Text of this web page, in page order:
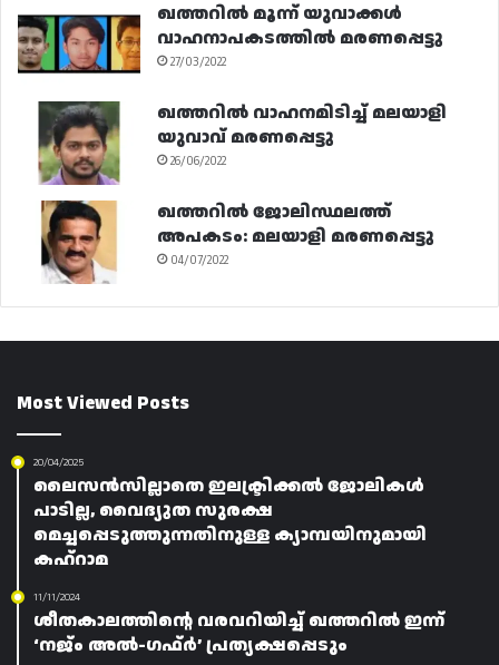
ഖത്തറിൽ മൂന്ന് യുവാക്കൾ
വാഹനാപകടത്തിൽ മരണപ്പെട്ടു
27/03/2022
ഖത്തറിൽ വാഹനമിടിച്ച് മലയാളി
യുവാവ് മരണപ്പെട്ടു
26/06/2022
ഖത്തറിൽ ജോലിസ്ഥലത്ത്
അപകടം: മലയാളി മരണപ്പെട്ടു
04/07/2022
Most Viewed Posts
20/04/2025
ലൈസൻസില്ലാതെ ഇലക്ട്രിക്കൽ ജോലികൾ
പാടില്ല, വൈദ്യുത സുരക്ഷ
മെച്ചപ്പെടുത്തുന്നതിനുള്ള ക്യാമ്പയിനുമായി
കഹ്‌റാമ
11/11/2024
ശീതകാലത്തിന്റെ വരവറിയിച്ച് ഖത്തറിൽ ഇന്ന്
‘നജ്ം അൽ-ഗഫ്ർ’ പ്രത്യക്ഷപ്പെടും